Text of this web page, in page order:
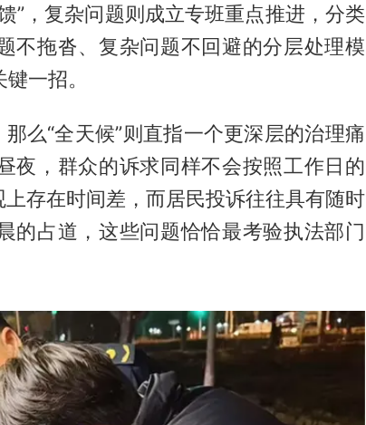
”，复杂问题则成立专班重点推进，分类
不拖沓、复杂问题不回避的分层处理模
一招。
么“全天候”则直指一个更深层的治理痛
夜，群众的诉求同样不会按照工作日的
存在时间差，而居民投诉往往具有随时
的占道，这些问题恰恰最考验执法部门